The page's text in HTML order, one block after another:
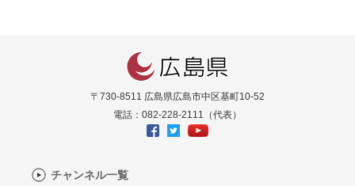
〒730-8511 広島県広島市中区基町10-52
電話：082-228-2111（代表）
チャンネル一覧